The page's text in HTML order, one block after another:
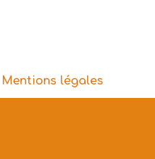
Mentions légales